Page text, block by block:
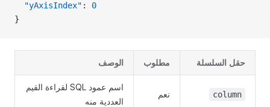
  "yAxisIndex"
: 0
}
حقل السلسلة مطلوب الوصف
column نعم
اسم عمود SQL لقراءة القيم
العددية منه